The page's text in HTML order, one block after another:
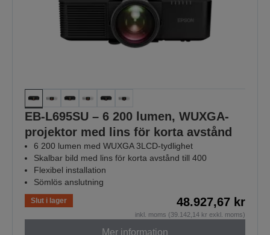
EB-L695SU – 6 200 lumen, WUXGA-
projektor med lins för korta avstånd
6 200 lumen med WUXGA 3LCD-tydlighet
Skalbar bild med lins för korta avstånd till 400
Flexibel installation
Sömlös anslutning
Slut i lager 48.927,67 kr
inkl. moms (39.142,14 kr exkl. moms)
Mer information